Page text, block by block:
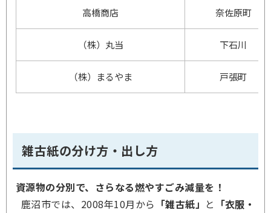
高橋商店 奈佐原町
（株）丸当 下石川
（株）まるやま 戸張町
雑古紙の分け方・出し方
資源物の分別で、さらなる燃やすごみ減量を！
鹿沼市では、2008年10月から 「雑古紙」 と 「衣服・